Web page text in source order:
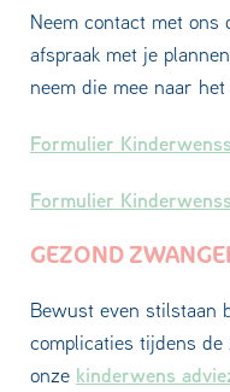
Neem contact met ons
afspraak met je
neem die mee naar het
Formulier
Formulier
GEZOND
Bewust even stilstaan
complicaties tijdens de
onze kinderwens